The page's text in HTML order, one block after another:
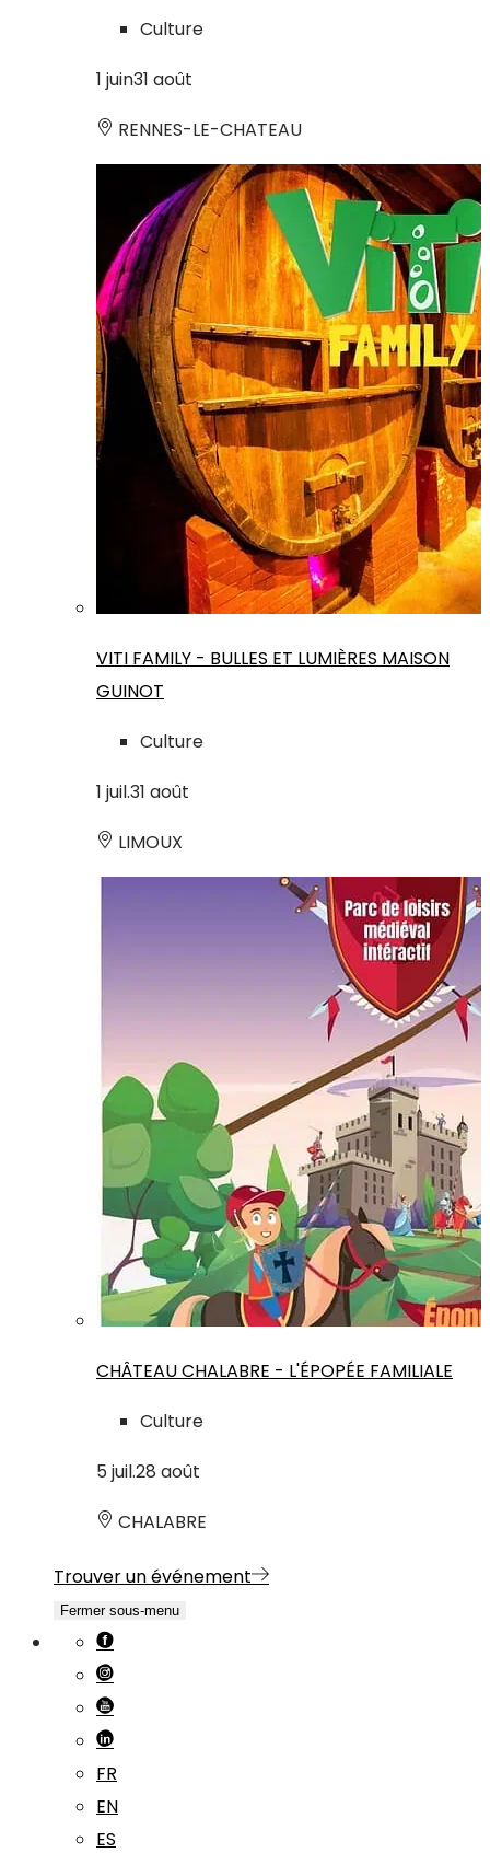
Culture
1 juin31 août
RENNES-LE-CHATEAU
VITI FAMILY - BULLES ET LUMIÈRES MAISON
GUINOT
Culture
1 juil.31 août
LIMOUX
CHÂTEAU CHALABRE - L'ÉPOPÉE FAMILIALE
Culture
5 juil.28 août
CHALABRE
Trouver un événement
Fermer sous-menu
FR
EN
ES